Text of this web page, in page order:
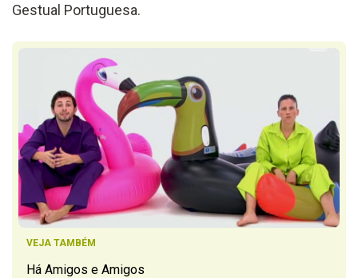
Gestual Portuguesa.
VEJA TAMBÉM
Há Amigos e Amigos